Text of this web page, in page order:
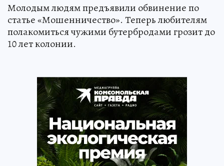
Молодым людям предъявили обвинение по
статье «Мошенничество». Теперь любителям
полакомиться чужими бутербродами грозит до
10 лет колонии.